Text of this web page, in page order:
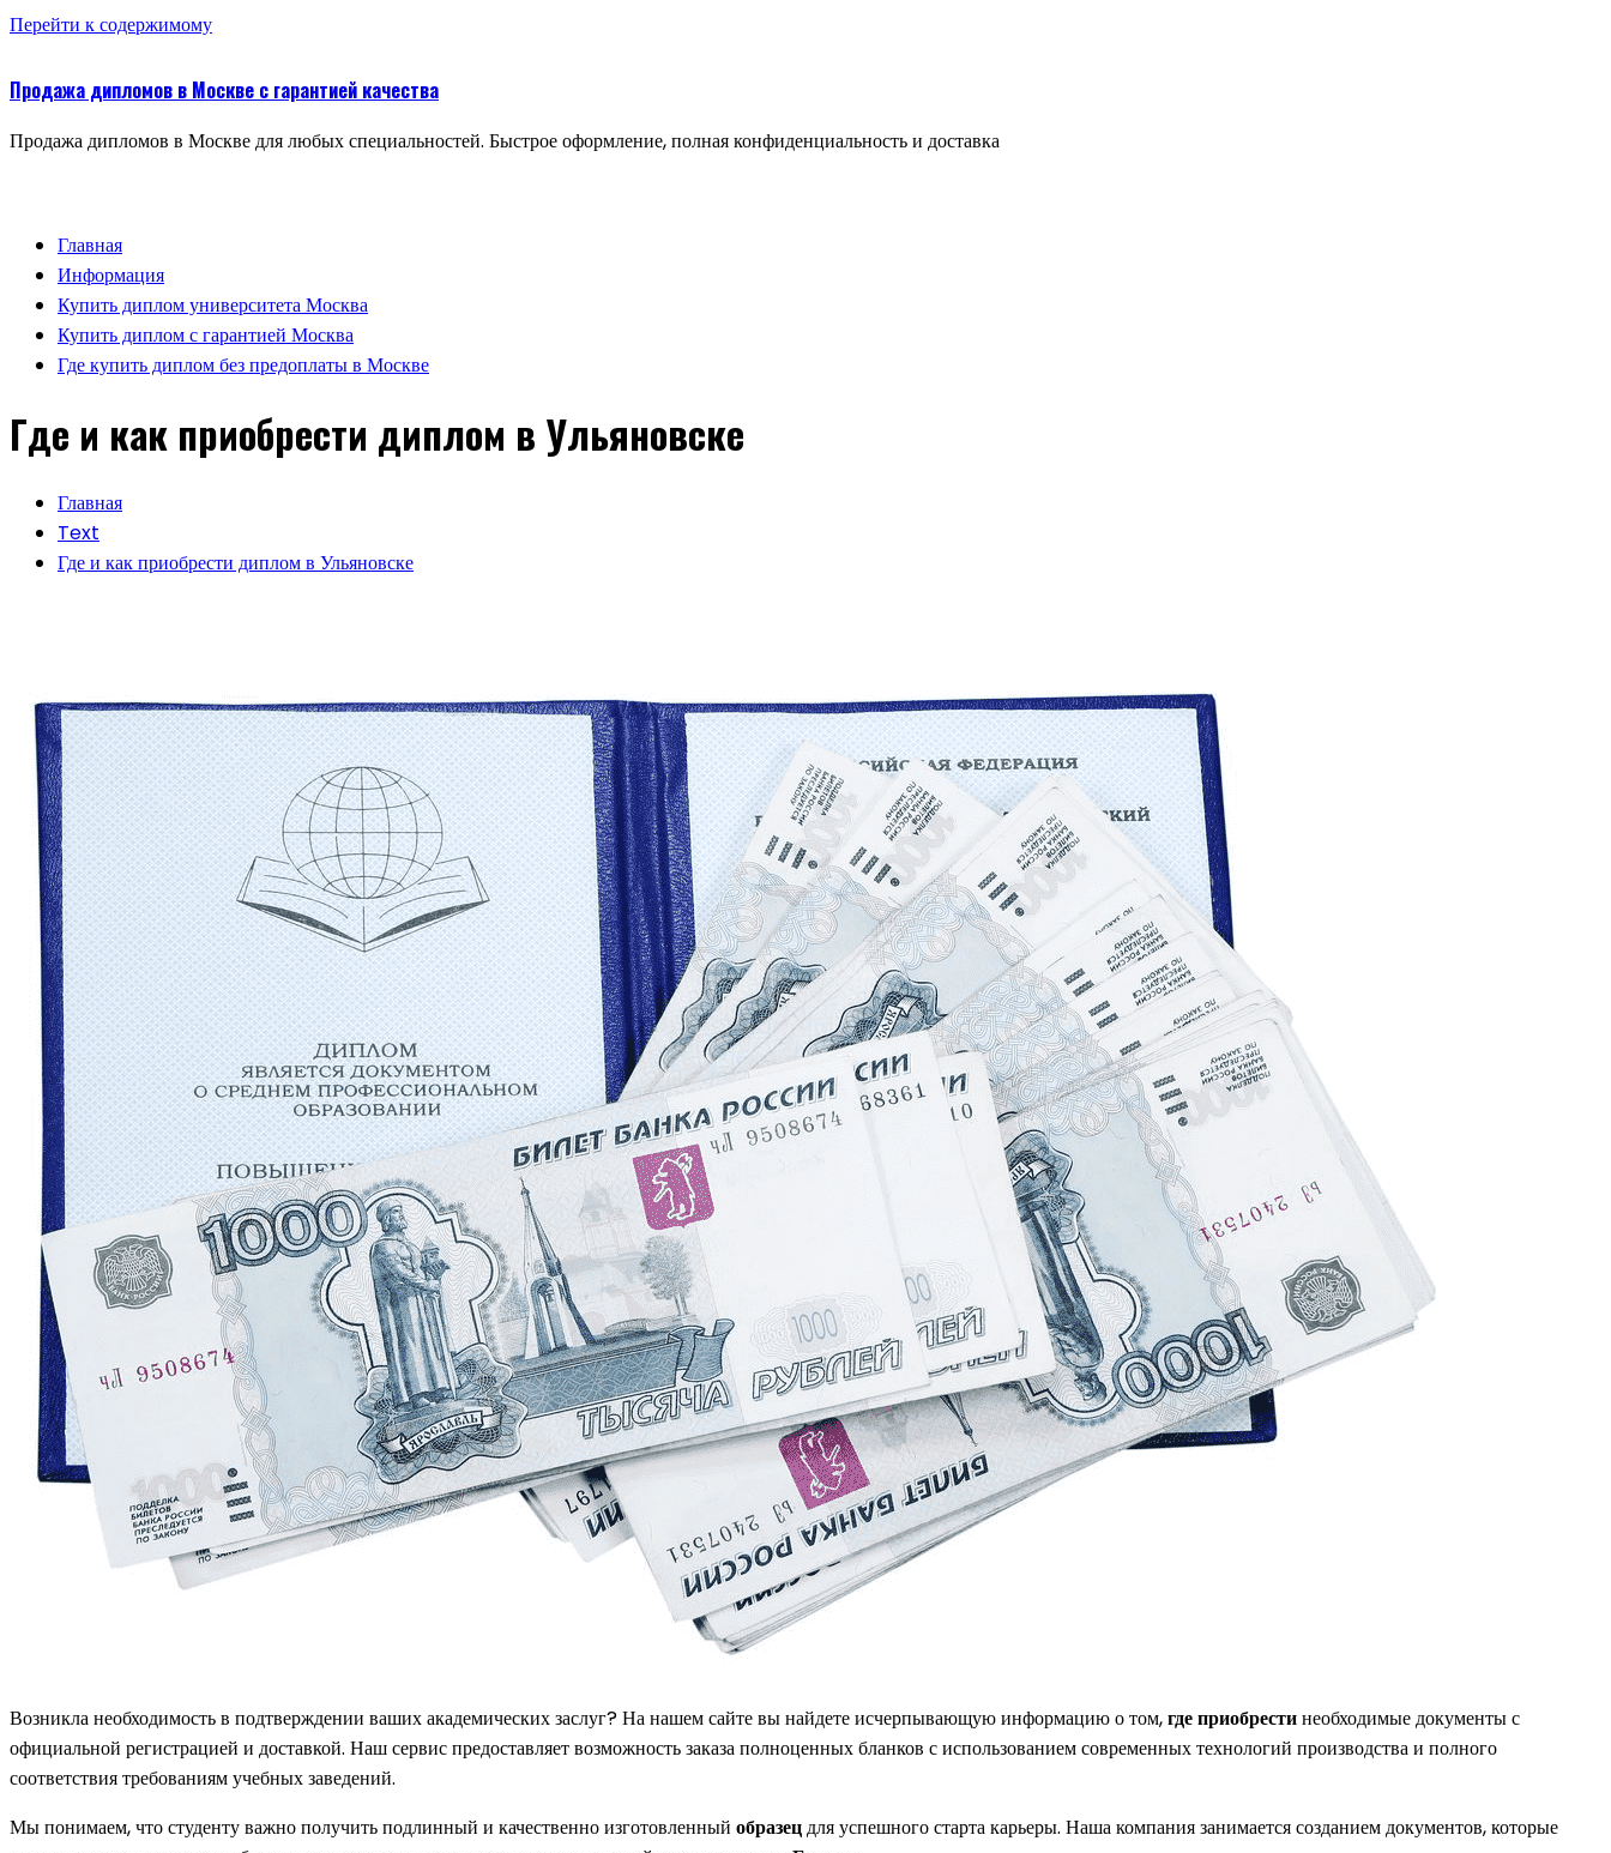
Перейти к содержимому
Продажа дипломов в Москве с гарантией качества
Продажа дипломов в Москве для любых специальностей. Быстрое оформление, полная конфиденциальность и доставка
Главная
Информация
Купить диплом университета Москва
Купить диплом с гарантией Москва
Где купить диплом без предоплаты в Москве
Где и как приобрести диплом в Ульяновске
Главная
Text
Где и как приобрести диплом в Ульяновске
Возникла необходимость в подтверждении ваших академических заслуг? На нашем сайте вы найдете исчерпывающую информацию о том,где приобрестинеобходимые документы с
официальной регистрацией и доставкой. Наш сервис предоставляет возможность заказа полноценных бланков с использованием современных технологий производства и полного
соответствия требованиям учебных заведений.
Мы понимаем, что студенту важно получить подлинный и качественно изготовленный образецдля успешного старта карьеры. Наша компания занимается созданием документов, которые